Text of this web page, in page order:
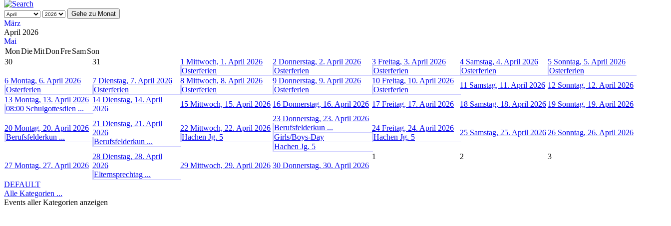
Gehe zu Monat
März
April 2026
Mai
MonDieMitDonFreSamSon
30
31 1 Mittwoch, 1. April 2026
Osterferien
2 Donnerstag, 2. April 2026
Osterferien
3 Freitag, 3. April 2026
Osterferien
4 Samstag, 4. April 2026
Osterferien
5 Sonntag, 5. April 2026
Osterferien
6 Montag, 6. April 2026
Osterferien
7 Dienstag, 7. April 2026
Osterferien
8 Mittwoch, 8. April 2026
Osterferien
9 Donnerstag, 9. April 2026
Osterferien
10 Freitag, 10. April 2026
Osterferien
11 Samstag, 11. April 2026 12 Sonntag, 12. April 2026
13 Montag, 13. April 2026
08:00 Schulgottesdien ...
14 Dienstag, 14. April
2026
15 Mittwoch, 15. April 2026 16 Donnerstag, 16. April 2026 17 Freitag, 17. April 2026 18 Samstag, 18. April 2026 19 Sonntag, 19. April 2026
20 Montag, 20. April 2026
Berufsfelderkun ...
21 Dienstag, 21. April
2026
Berufsfelderkun ...
22 Mittwoch, 22. April 2026
Hachen Jg. 5
23 Donnerstag, 23. April 2026
Berufsfelderkun ...
Girls/Boys-Day
Hachen Jg. 5
24 Freitag, 24. April 2026
Hachen Jg. 5
25 Samstag, 25. April 2026 26 Sonntag, 26. April 2026
27 Montag, 27. April 2026
28 Dienstag, 28. April
2026
Elternsprechtag ...
29 Mittwoch, 29. April 2026 30 Donnerstag, 30. April 2026
1 2 3
DEFAULT
Alle Kategorien ...
Events aller Kategorien anzeigen